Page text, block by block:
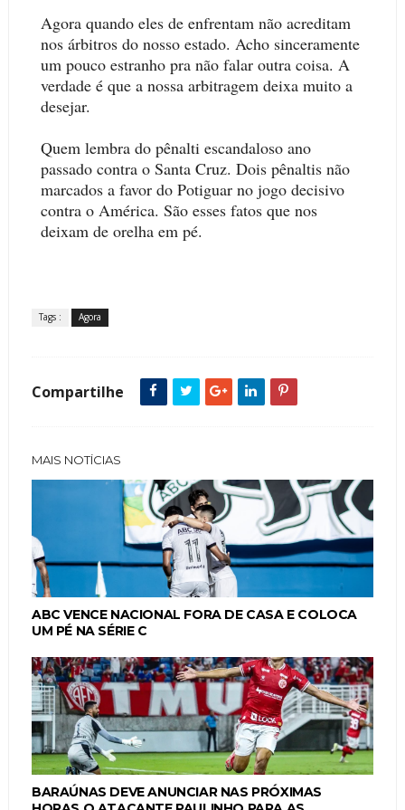
Agora quando eles de enfrentam não acreditam
nos árbitros do nosso estado. Acho sinceramente
um pouco estranho pra não falar outra coisa. A
verdade é que a nossa arbitragem deixa muito a
desejar.
Quem lembra do pênalti escandaloso ano
passado contra o Santa Cruz. Dois pênaltis não
marcados a favor do Potiguar no jogo decisivo
contra o América. São esses fatos que nos
deixam de orelha em pé.
Tags : Agora
Compartilhe
MAIS NOTÍCIAS
ABC VENCE NACIONAL FORA DE CASA E COLOCA
UM PÉ NA SÉRIE C
BARAÚNAS DEVE ANUNCIAR NAS PRÓXIMAS